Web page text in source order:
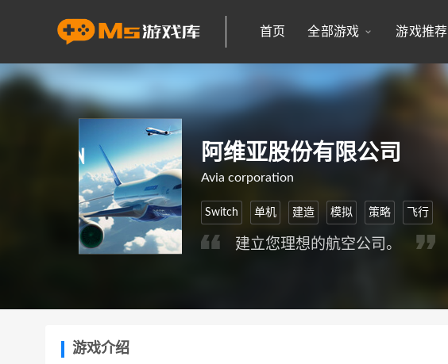
首页 全部游戏 游戏推荐
阿维亚股份有限公司
Avia corporation
Switch 单机 建造 模拟 策略 飞行
建立您理想的航空公司。
游戏介绍